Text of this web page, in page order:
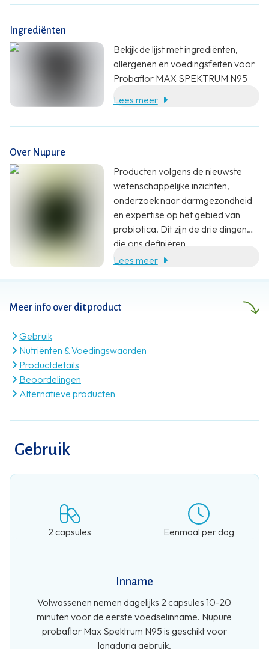
Ingrediënten
Bekijk de lijst met ingrediënten,
allergenen en voedingsfeiten voor
Probaflor MAX SPEKTRUM N95
Lees meer
Meer info over dit product
Gebruik
Nutriënten & Voedingswaarden
Productdetails
Beoordelingen
Alternatieve producten
Gebruik
2 capsules Eenmaal per dag
Inname
Volwassenen nemen dagelijks 2 capsules 10-20
minuten voor de eerste voedselinname. Nupure
probaflor Max Spektrum N95 is geschikt voor
langdurig gebruik.
Over Nupure
Producten volgens de nieuwste
wetenschappelijke inzichten,
onderzoek naar darmgezondheid
en expertise op het gebied van
probiotica. Dit zijn de drie dingen
die ons definiëren.
AixSwiss B.V. werd opgericht in
Lees meer